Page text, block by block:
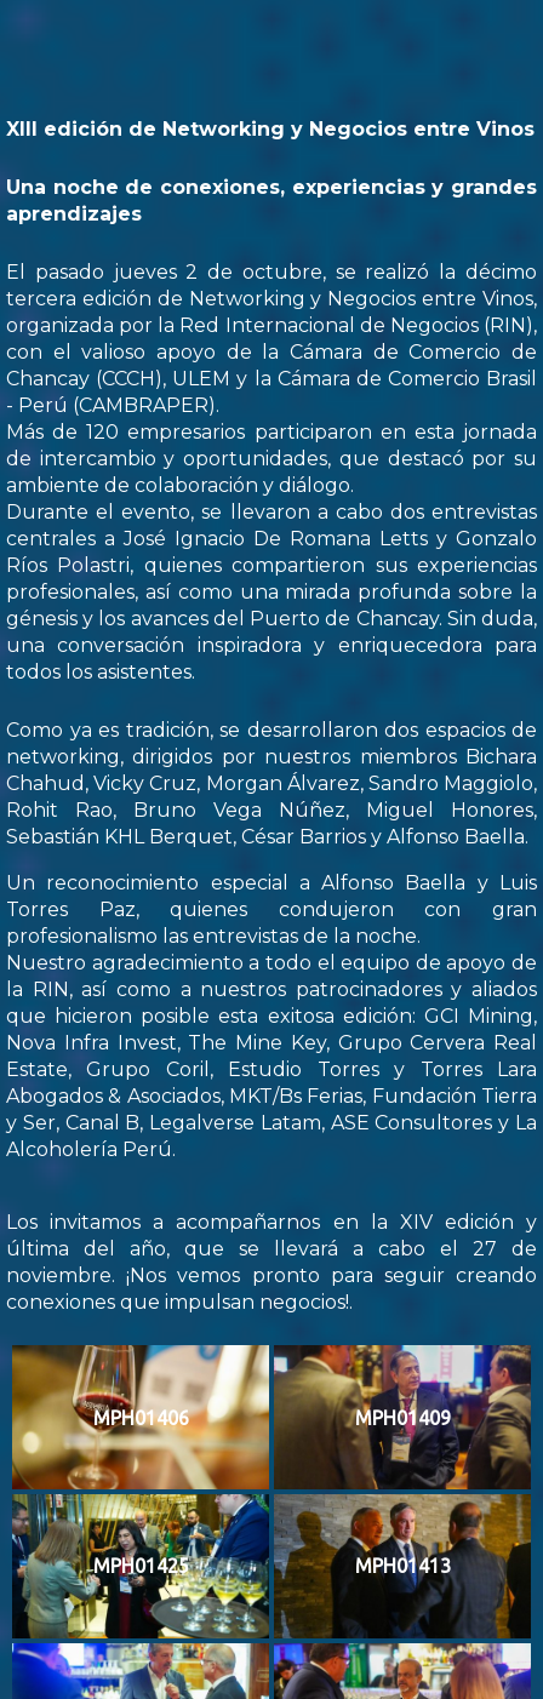
XIII edición de Networking y Negocios entre Vinos
Una noche de conexiones, experiencias y grandes
aprendizajes
El pasado jueves 2 de octubre, se realizó la décimo
tercera edición de Networking y Negocios entre Vinos,
organizada por la Red Internacional de Negocios (RIN),
con el valioso apoyo de la Cámara de Comercio de
Chancay (CCCH), ULEM y la Cámara de Comercio Brasil
- Perú (CAMBRAPER).
Más de 120 empresarios participaron en esta jornada
de intercambio y oportunidades, que destacó por su
ambiente de colaboración y diálogo.
Durante el evento, se llevaron a cabo dos entrevistas
centrales a José Ignacio De Romana Letts y Gonzalo
Ríos Polastri, quienes compartieron sus experiencias
profesionales, así como una mirada profunda sobre la
génesis y los avances del Puerto de Chancay. Sin duda,
una conversación inspiradora y enriquecedora para
todos los asistentes.
Como ya es tradición, se desarrollaron dos espacios de
networking, dirigidos por nuestros miembros Bichara
Chahud, Vicky Cruz, Morgan Álvarez, Sandro Maggiolo,
Rohit Rao, Bruno Vega Núñez, Miguel Honores,
Sebastián KHL Berquet, César Barrios y Alfonso Baella.
Un reconocimiento especial a Alfonso Baella y Luis
Torres Paz, quienes condujeron con gran
profesionalismo las entrevistas de la noche.
Nuestro agradecimiento a todo el equipo de apoyo de
la RIN, así como a nuestros patrocinadores y aliados
que hicieron posible esta exitosa edición: GCI Mining,
Nova Infra Invest, The Mine Key, Grupo Cervera Real
Estate, Grupo Coril, Estudio Torres y Torres Lara
Abogados & Asociados, MKT/Bs Ferias, Fundación Tierra
y Ser, Canal B, Legalverse Latam, ASE Consultores y La
Alcoholería Perú.
Los invitamos a acompañarnos en la XIV edición y
última del año, que se llevará a cabo el 27 de
noviembre. ¡Nos vemos pronto para seguir creando
conexiones que impulsan negocios!.
MPH01406 MPH01409
MPH01425 MPH01413